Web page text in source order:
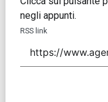
negli appunti.
RSS link